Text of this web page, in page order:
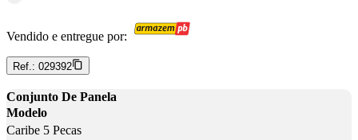
Vendido e entregue por:
Ref.: 029392
Conjunto De Panela
Modelo
Caribe 5 Pecas